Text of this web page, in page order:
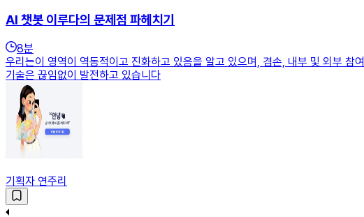
AI 챗봇 이루다의 문제점 파헤치기
8분
우리는이 영역이 역동적이고 진화하고 있음을 알고 있으며, 겸손, 내부 및 외부
기술은 끊임없이 발전하고 있습니다
기획자 연주리